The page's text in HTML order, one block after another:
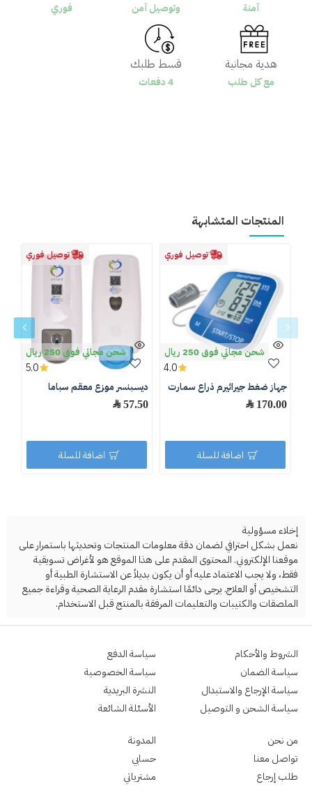
آمنة وتوصيل آمن فوري
هدية مجانية
مع كل طلب
قسط طلبك
4 دفعات
المنتجات المتشابهة
توصيل فوري
شحن مجاني فوق 250 ريال
جهاز ضغط جيراثيرم ذراع سمارت
170.00 ﷼
4.0
اضافة للسلة
توصيل فوري
شحن مجاني فوق 250 ريال
ديسبنسر موزع معقم سباما
57.50 ﷼
5.0
اضافة للسلة
إخلاء مسؤولية
نعمل بشكل احترافي لضمان دقة معلومات المنتجات وتحديثها باستمرار على
موقعنا الإلكتروني. المحتوى المقدم على هذا الموقع هو لأغراض تسويقية
فقط، ولا يجب الاعتماد عليه أو أن يكون بديلاً عن الاستشارة الطبية أو
التشخيص أو العلاج. يرجى دائمًا استشارة مقدم الرعاية الصحية وقراءة جميع
الملصقات والكتيبات والتعليمات المرفقة بالمنتج قبل الاستخدام.
الشروط والأحكام
سياسة الضمان
سياسة الإرجاع والاستبدال
سياسة الشحن و التوصيل
سياسة الدفع
سياسة الخصوصية
النشرة البريدية
الأسئلة الشائعة
من نحن
تواصل معنا
طلب إرجاع
المدونة
حسابي
مشترياتي